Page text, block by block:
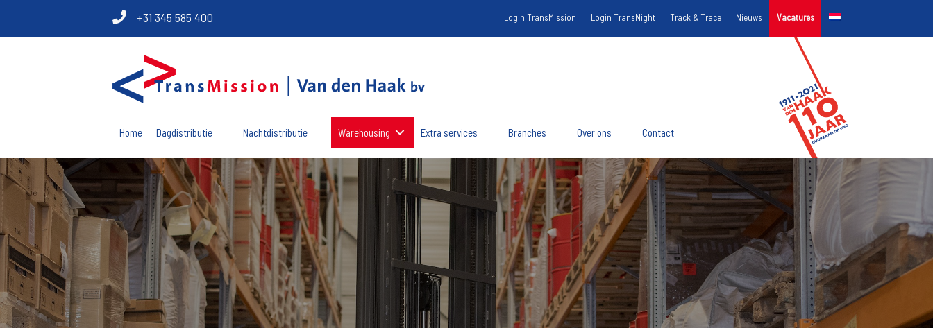
+31 345 585 400 Login TransMission Login TransNight Track & Trace Nieuws Vacatures
Home Dagdistributie Nachtdistributie Warehousing Extra services Branches Over ons Contact